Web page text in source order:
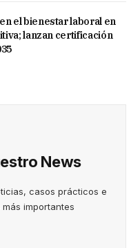
el bienestar laboral en
lanzan certificación
News
casos prácticos e
importantes